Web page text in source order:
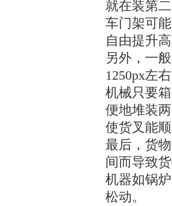
就在装第
车门架可
自由提升
另外，一
1250px左
机械只要
便地堆装
使货叉能
最后，货
间而导致
机器如锅
松动。